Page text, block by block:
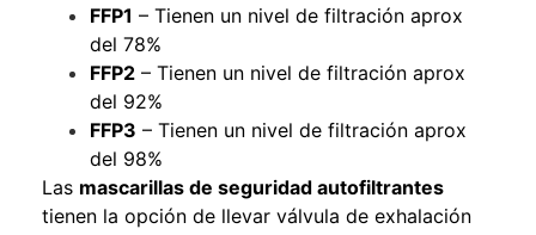
FFP1 – Tienen un nivel de filtración aprox
del 78%
FFP2 – Tienen un nivel de filtración aprox
del 92%
FFP3 – Tienen un nivel de filtración aprox
del 98%
Las mascarillas de seguridad autofiltrantes
tienen la opción de llevar válvula de exhalación